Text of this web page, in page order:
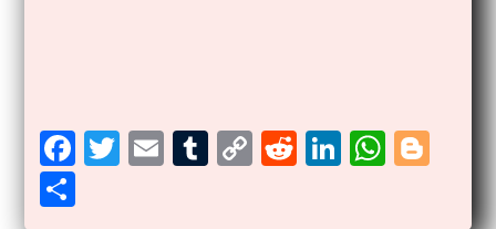
F
T
E
T
C
R
Li
W